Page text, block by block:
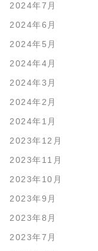
2024年7月
2024年6月
2024年5月
2024年4月
2024年3月
2024年2月
2024年1月
2023年12月
2023年11月
2023年10月
2023年9月
2023年8月
2023年7月